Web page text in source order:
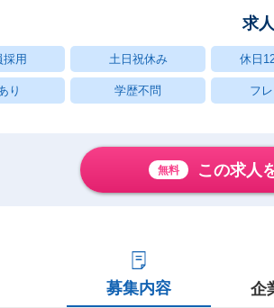
求
採用 土日祝休み 休日
り 学歴不問 フ
無料 この求人
募集内容 企